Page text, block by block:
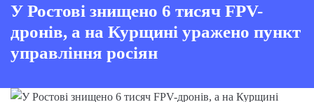
У Ростові знищено 6 тисяч FPV-
дронів, а на Курщині уражено пункт
управління росіян